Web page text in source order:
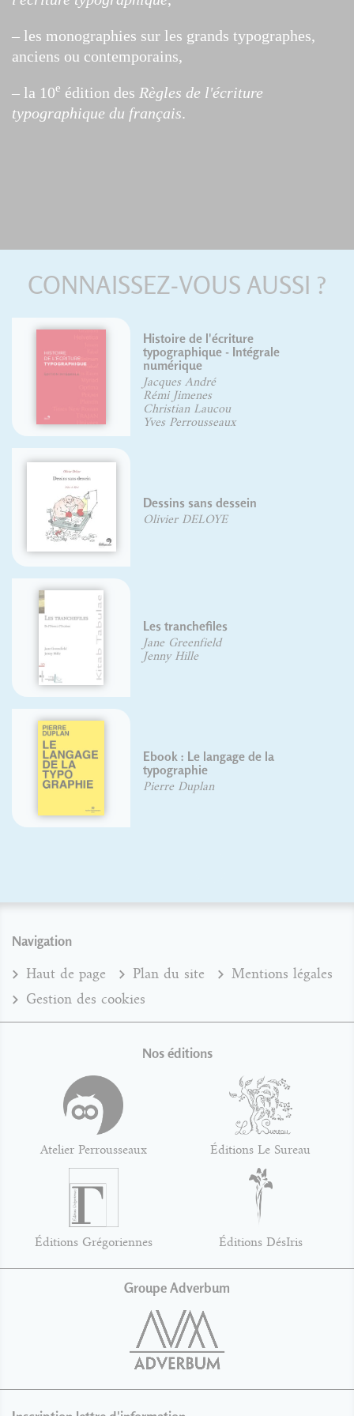
– les monographies sur les grands typographes,
anciens ou contemporains,
– la 10e édition des Règles de l'écriture
typographique du français.
CONNAISSEZ-VOUS AUSSI ?
Histoire de l'écriture
typographique - Intégrale
numérique
Jacques André
Rémi Jimenes
Christian Laucou
Yves Perrousseaux
Dessins sans dessein
Olivier DELOYE
Les tranchefiles
Jane Greenfield
Jenny Hille
Ebook : Le langage de la
typographie
Pierre Duplan
Navigation
Haut de page Plan du site
Mentions légales
Gestion des cookies
Nos éditions
Atelier Perrousseaux Éditions Le Sureau
Éditions Grégoriennes Éditions DésIris
Groupe Adverbum